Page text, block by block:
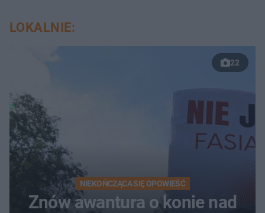
LOKALNIE:
22
NIEKOŃCZĄCA SIĘ OPOWIEŚĆ
Znów awantura o konie nad